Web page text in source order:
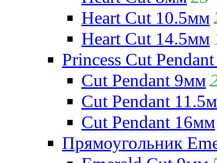
Heart Cut 10.5мм
Heart Cut 14.5мм
Princess Cut
Cut Pendant 9мм
Cut Pendant
Cut Pendant 16мм
Прямоугольник